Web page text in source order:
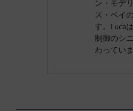
ン・モデ
ス・ベイ
す。Luca
制御のシ
わっていま